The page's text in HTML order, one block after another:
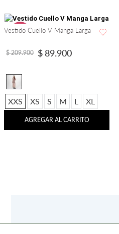
-57 %
Vestido Cuello V Manga Larga
$ 209.900 $89.900
XXS XS S M L XL
AGREGAR AL CARRITO